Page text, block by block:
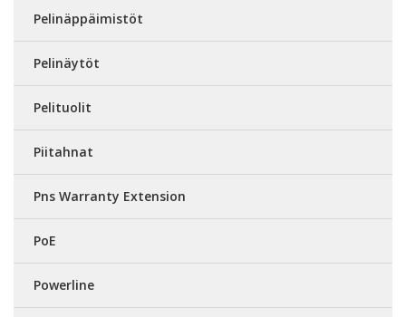
Pelinäppäimistöt
Pelinäytöt
Pelituolit
Piitahnat
Pns Warranty Extension
PoE
Powerline